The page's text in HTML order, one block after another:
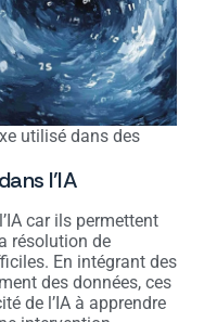
utilisé dans des
l’IA
car ils permettent
résolution de
En intégrant des
des données, ces
de l’IA à apprendre